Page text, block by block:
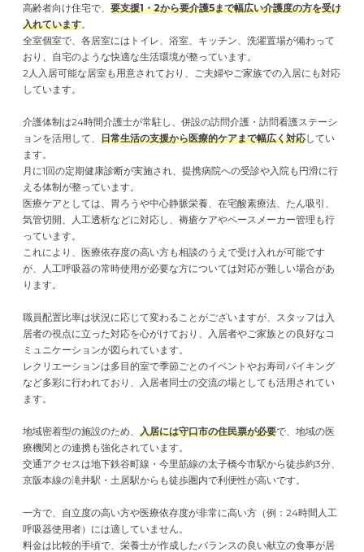
高齢者向け住宅で、 要支援1・2から要介護5まで幅広い介護度の方を受け
入れています。
全室個室で、各居室にはトイレ、浴室、キッチン、洗濯置場が備わって
おり、自宅のような快適な生活環境が整っています。
2人入居可能な居室も用意されており、ご夫婦やご家族での入居にも対応
しています。
介護体制は24時間介護士が常駐し、併設の訪問介護・訪問看護ステーシ
ョンを活用して、 日常生活の支援から医療的ケアまで幅広く対応してい
ます。
月に1回の定期健康診断が実施され、提携病院への受診や入院も円滑に行
える体制が整っています。
医療ケアとしては、胃ろうや中心静脈栄養、在宅酸素療法、たん吸引、
気管切開、人工透析などに対応し、褥瘡ケアやペースメーカー管理も行
っています。
これにより、医療依存度の高い方も相談のうえで受け入れが可能です
が、人工呼吸器の常時使用が必要な方については対応が難しい場合があ
ります。
職員配置比率は状況に応じて変わることがございますが、スタッフは入
居者の視点に立った対応を心がけており、入居者やご家族との良好なコ
ミュニケーションが図られています。
レクリエーションは多目的室で季節ごとのイベントやお寿司バイキング
など多彩に行われており、入居者同士の交流の場としても活用されてい
ます。
地域密着型の施設のため、 入居には守口市の住民票が必要で、地域の医
療機関との連携も強化されています。
交通アクセスは地下鉄谷町線・今里筋線の太子橋今市駅から徒歩約3分、
京阪本線の滝井駅・土居駅からも徒歩圏内で利便性が高いです。
一方で、自立度の高い方や医療依存度が非常に高い方（例：24時間人工
呼吸器使用者）には適していません。
料金は比較的手頃で、栄養士が作成したバランスの良い献立の食事が居